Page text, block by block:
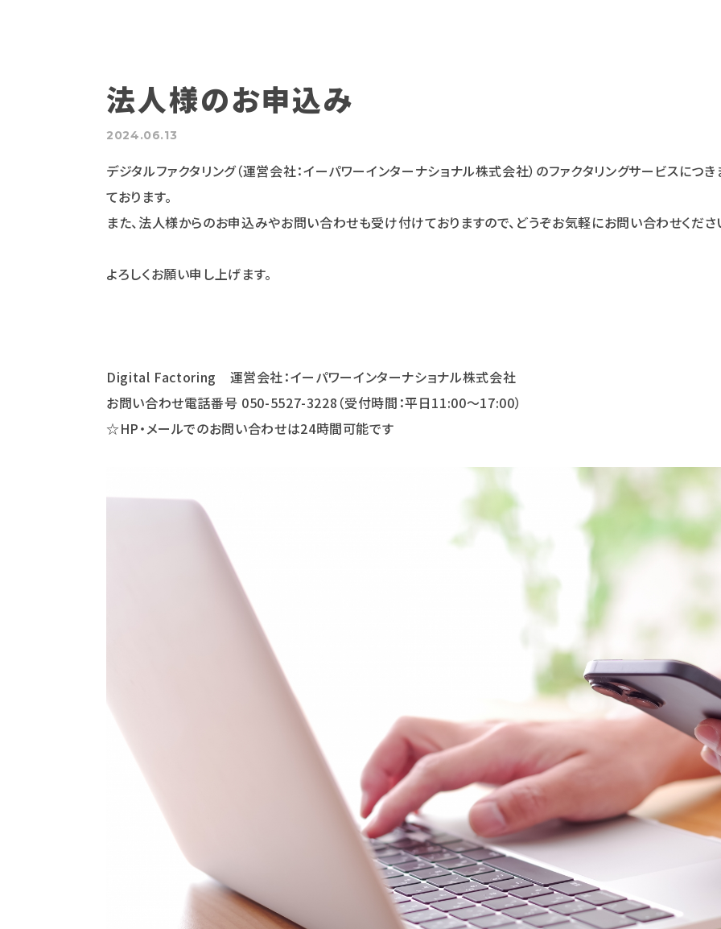
法人様のお申込み
2024.06.13
デジタルファクタリング（運営会社：イーパワーインターナショナル株式会社）のファクタリングサービスに
ております。
また、法人様からのお申込みやお問い合わせも受け付けておりますので、どうぞお気軽にお問い合わせくださ
よろしくお願い申し上げます。
Digital Factoring 運営会社：イーパワーインターナショナル株式会社
お問い合わせ電話番号 050-5527-3228（受付時間：平日11:00～17:00）
☆HP・メールでのお問い合わせは24時間可能です